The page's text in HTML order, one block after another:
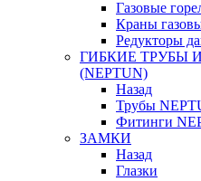
Газовые
Краны
Редукторы
ГИБКИЕ ТРУБЫ
(NEPTUN)
Назад
Трубы
Фитинги
ЗАМКИ
Назад
Глазки